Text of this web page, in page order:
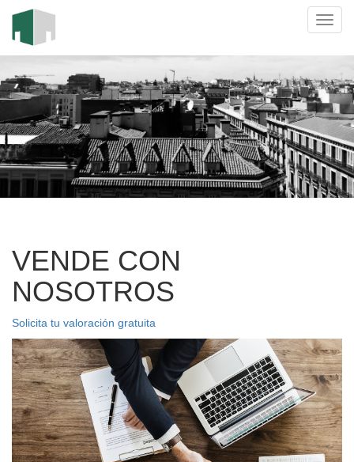
VENDE CON
NOSOTROS
Solicita tu valoración gratuita